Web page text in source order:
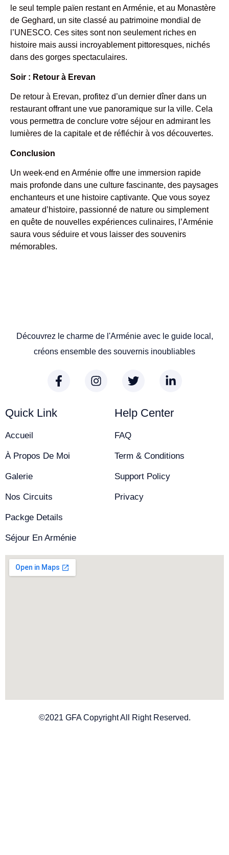
le seul temple païen restant en Arménie, et au Monastère
de Geghard, un site classé au patrimoine mondial de
l’UNESCO. Ces sites sont non seulement riches en
histoire mais aussi incroyablement pittoresques, nichés
dans des gorges spectaculaires.
Soir : Retour à Erevan
De retour à Erevan, profitez d’un dernier dîner dans un
restaurant offrant une vue panoramique sur la ville. Cela
vous permettra de conclure votre séjour en admirant les
lumières de la capitale et de réfléchir à vos découvertes.
Conclusion
Un week-end en Arménie offre une immersion rapide
mais profonde dans une culture fascinante, des paysages
enchanteurs et une histoire captivante. Que vous soyez
amateur d’histoire, passionné de nature ou simplement
en quête de nouvelles expériences culinaires, l’Arménie
saura vous séduire et vous laisser des souvenirs
mémorables.
Découvrez le charme de l'Arménie avec le guide local,
créons ensemble des souvernis inoubliables
Quick Link
Accueil
À Propos De Moi
Galerie
Nos Circuits
Packge Details
Séjour En Arménie
Help Center
FAQ
Term & Conditions
Support Policy
Privacy
©2021 GFA Copyright All Right Reserved.